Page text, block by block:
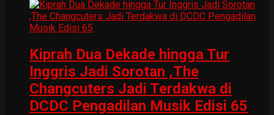
Kiprah Dua Dekade hingga Tur
Inggris Jadi Sorotan ,The
Changcuters Jadi Terdakwa di
DCDC Pengadilan Musik Edisi 65